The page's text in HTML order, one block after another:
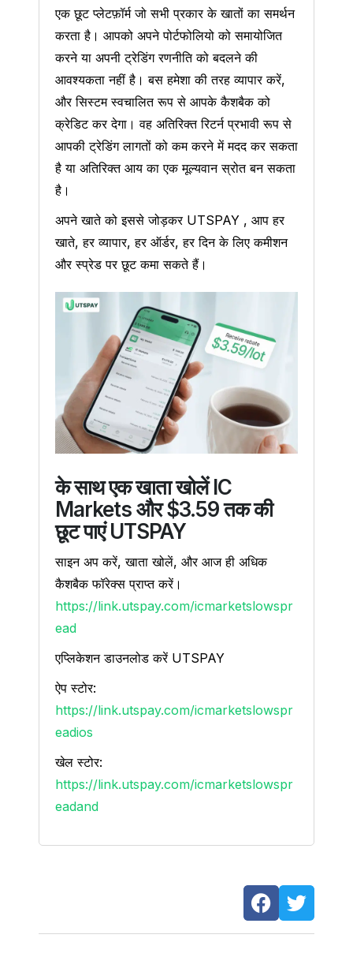
एक छूट प्लेटफ़ॉर्म जो सभी प्रकार के खातों का समर्थन
करता है। आपको अपने पोर्टफोलियो को समायोजित
करने या अपनी ट्रेडिंग रणनीति को बदलने की
आवश्यकता नहीं है। बस हमेशा की तरह व्यापार करें,
और सिस्टम स्वचालित रूप से आपके कैशबैक को
क्रेडिट कर देगा। वह अतिरिक्त रिटर्न प्रभावी रूप से
आपकी ट्रेडिंग लागतों को कम करने में मदद कर सकता
है या अतिरिक्त आय का एक मूल्यवान स्रोत बन सकता
है।
अपने खाते को इससे जोड़कर UTSPAY , आप हर
खाते, हर व्यापार, हर ऑर्डर, हर दिन के लिए कमीशन
और स्प्रेड पर छूट कमा सकते हैं।
के साथ एक खाता खोलें IC
Markets और $3.59 तक की
छूट पाएं UTSPAY
साइन अप करें, खाता खोलें, और आज ही अधिक
कैशबैक फॉरेक्स प्राप्त करें।
https://link.utspay.com/icmarketslowspr
ead
एप्लिकेशन डाउनलोड करें UTSPAY
ऐप स्टोर:
https://link.utspay.com/icmarketslowspr
eadios
खेल स्टोर:
https://link.utspay.com/icmarketslowspr
eadand